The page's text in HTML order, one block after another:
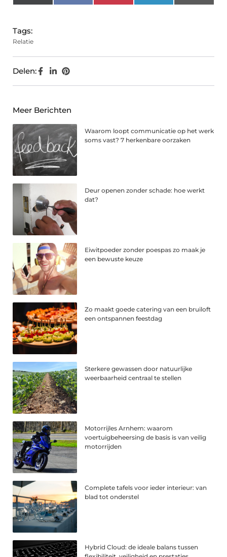
(Twitter)
Tags:
Relatie
Delen:
Meer Berichten
Waarom loopt communicatie op het werk
soms vast? 7 herkenbare oorzaken
Deur openen zonder schade: hoe werkt
dat?
Eiwitpoeder zonder poespas zo maak je
een bewuste keuze
Zo maakt goede catering van een bruiloft
een ontspannen feestdag
Sterkere gewassen door natuurlijke
weerbaarheid centraal te stellen
Motorrijles Arnhem: waarom
voertuigbeheersing de basis is van veilig
motorrijden
Complete tafels voor ieder interieur: van
blad tot onderstel
Hybrid Cloud: de ideale balans tussen